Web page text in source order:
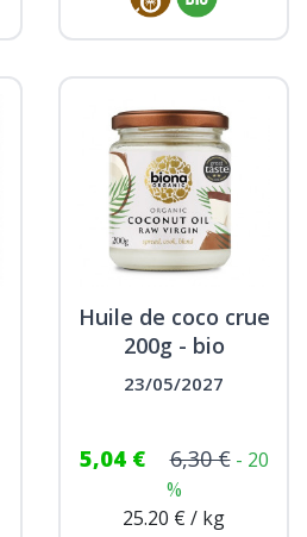
Huile de coco crue
200g - bio
23/05/2027
5,04 € 6,30 € - 20
%
25.20 € / kg